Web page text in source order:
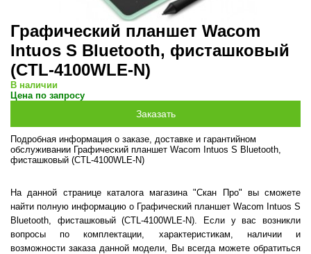
Графический планшет Wacom
Intuos S Bluetooth, фисташковый
(CTL-4100WLE-N)
В наличии
Цена по запросу
Подробная информация о заказе, доставке и гарантийном
обслуживании Графический планшет Wacom Intuos S Bluetooth,
фисташковый (CTL-4100WLE-N)
На данной странице каталога магазина "Скан Про" вы сможете
найти полную информацию о Графический планшет Wacom Intuos S
Bluetooth, фисташковый (CTL-4100WLE-N). Если у вас возникли
вопросы по комплектации, характеристикам, наличии и
возможности заказа данной модели, Вы всегда можете обратиться